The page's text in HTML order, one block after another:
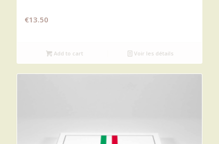
€13.50
Add to cart Voir les détails